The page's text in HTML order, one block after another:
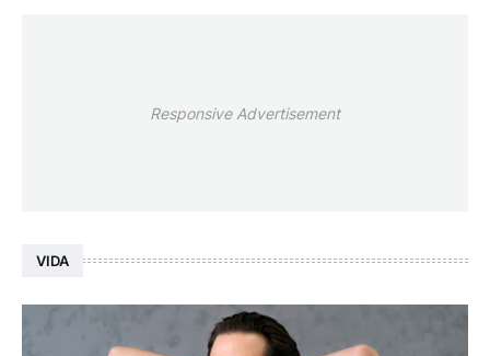
Responsive Advertisement
VIDA